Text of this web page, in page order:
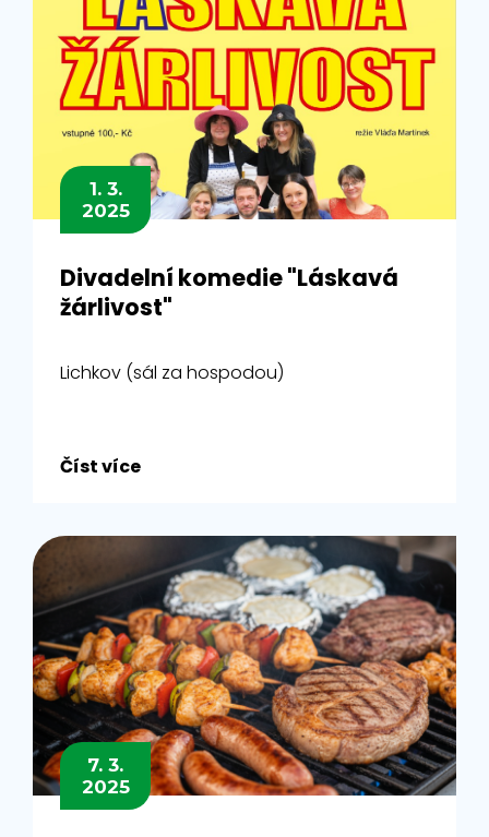
1. 3.
2025
Divadelní komedie "Láskavá
žárlivost"
Lichkov (sál za hospodou)
Číst více
7. 3.
2025